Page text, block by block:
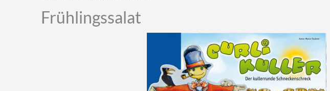
Frühlingssalat